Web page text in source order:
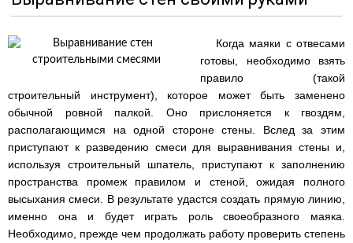
Когда маяки с отвесами
готовы, необходимо взять
правило (такой
строительный инструмент), которое может быть заменено
обычной ровной палкой. Оно прислоняется к гвоздям,
располагающимся на одной стороне стены. Вслед за этим
приступают к разведению смеси для выравнивания стены и,
используя строительный шпатель, приступают к заполнению
пространства промеж правилом и стеной, ожидая полного
высыхания смеси. В результате удастся создать прямую линию,
именно она и будет играть роль своеобразного маяка.
Необходимо, прежде чем продолжать работу проверить степень